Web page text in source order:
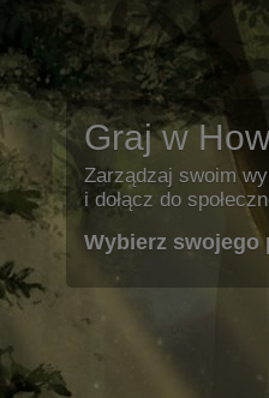
Graj w
Zarządzaj swoim
i dołącz do
Wybierz swojego